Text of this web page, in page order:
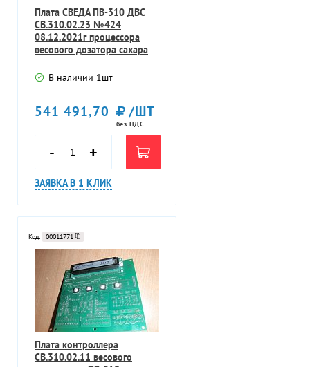
Плата СВЕДА ПВ-310 ДВС
СВ.310.02.23 №424
08.12.2021г процессора
весового дозатора сахара
В наличии 1шт
541 491,70 /ШТ
без НДС
- +
ЗАЯВКА В 1 КЛИК
Код: 00011771
Плата контроллера
СВ.310.02.11 весового